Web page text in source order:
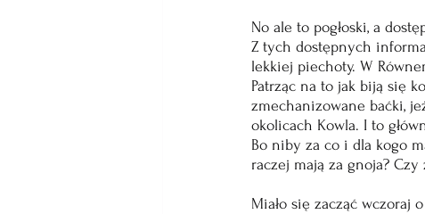
No ale to pogłoski, a
Z tych dostępnych
lekkiej piechoty. W
Patrząc na to jak biją się
zmechanizowane baćki,
okolicach Kowla. I to
Bo niby za co i dla kogo
raczej mają za gnoja?
Miało się zacząć wczoraj